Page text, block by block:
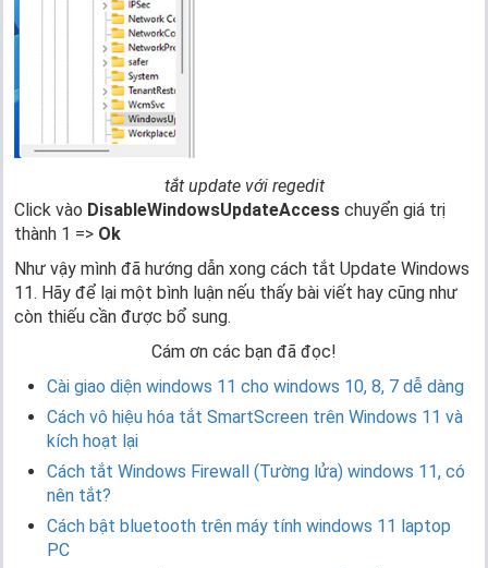
tắt update với regedit
Click vào DisableWindowsUpdateAccess chuyển giá trị
thành 1 => Ok
Như vậy mình đã hướng dẫn xong cách tắt Update Windows
11. Hãy để lại một bình luận nếu thấy bài viết hay cũng như
còn thiếu cần được bổ sung.
Cám ơn các bạn đã đọc!
Cài giao diện windows 11 cho windows 10, 8, 7 dễ dàng
Cách vô hiệu hóa tắt SmartScreen trên Windows 11 và
kích hoạt lại
Cách tắt Windows Firewall (Tường lửa) windows 11, có
nên tắt?
Cách bật bluetooth trên máy tính windows 11 laptop
PC